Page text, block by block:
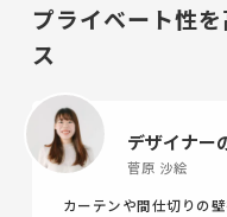
プライベート性
ス
デザイナー
菅原 沙絵
カーテンや間仕切りの